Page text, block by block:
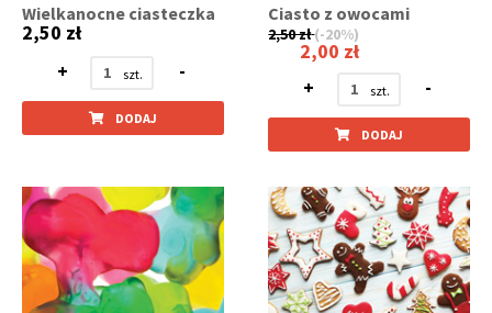
Wielkanocne ciasteczka
2,50 zł
+
-
DODAJ
Ciasto z owocami
2,50 zł(-20%)
2,00 zł
+
-
DODAJ